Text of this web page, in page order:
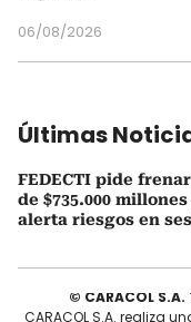
06/08/2026
Últimas
FEDECTI pide
de $735.000
alerta riesgos en
© CARACOL
CARACOL S.A. realiza